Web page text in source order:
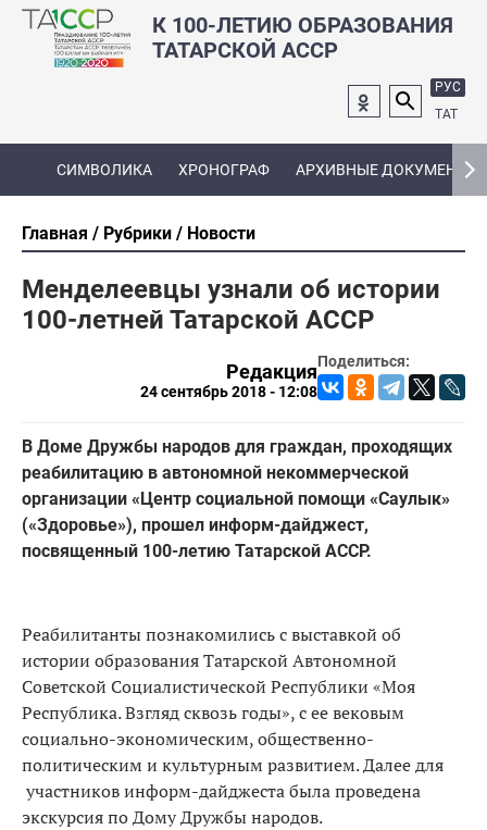
К 100-ЛЕТИЮ ОБРАЗОВАНИЯ
ТАТАРСКОЙ АССР
РУС
ТАТ
СИМВОЛИКА ХРОНОГРАФ АРХИВНЫЕ ДОКУМЕНТЫ
Главная Рубрики Новости
Менделеевцы узнали об истории
100-летней Татарской АССР
Поделиться:
Редакция
24 сентябрь 2018 - 12:08
В Доме Дружбы народов для граждан, проходящих
реабилитацию в автономной некоммерческой
организации «Центр социальной помощи «Саулык»
(«Здоровье»), прошел информ-дайджест,
посвященный 100-летию Татарской АССР.
Реабилитанты познакомились с выставкой об
истории образования Татарской Автономной
Советской Социалистической Республики «Моя
Республика. Взгляд сквозь годы», с ее вековым
социально-экономическим, общественно-
политическим и культурным развитием. Далее для
участников информ-дайджеста была проведена
экскурсия по Дому Дружбы народов.